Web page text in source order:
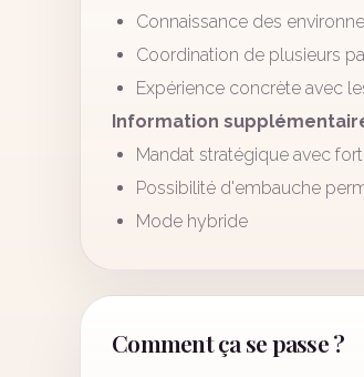
Connaissance des
Coordination de plusieurs
Expérience concrète avec
Information
Mandat stratégique avec
Possibilité d'embauche
Mode hybride
Comment ça se passe ?